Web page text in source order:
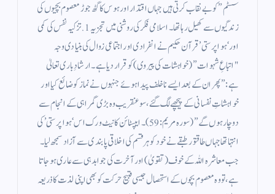
سسٹم” کو بے نقاب کرتی ہیں جہاں اقتدار اور ہوس کا گٹھ جوڑ معصوم بچیوں کی
زندگیوں سے کھیل رہا تھا۔ ​اسلامی فکر کی روشنی میں تجزیہ ​1. تزکیہ نفس کی کمی
اور ‘ہوا پرستی’ ​قرآن حکیم نے انفرادی اور اجتماعی زوال کی بنیادی وجہ
"اتباعِ شہوات” (خواہشات کی پیروی) کو قرار دیا ہے۔ ارشادِ باری تعالیٰ
ہے: ”پھر ان کے بعد ایسے ناخلف پیدا ہوئے جنہوں نے نماز کو ضائع کیا اور
خواہشاتِ نفسانی کے پیچھے لگ گئے، سو عنقریب وہ بڑی گمراہی کے انجام سے
دوچار ہوں گے” (سورہ مریم: 59)۔​ایپسٹائن کا نیٹ ورک اس ‘ہوا پرستی’ کی
انتہا تھا جہاں طاقتور طبقے نے خود کو ہر قسم کی اخلاقی پابندی سے آزاد سمجھ لیا۔
جب معاشرہ اللہ کے خوف (تقویٰ) اور آخرت کی جوابدہی سے عاری ہو جاتا
ہے، تو وہ معصوم بچوں کے استحصال جیسی قبیح حرکت کو بھی اپنی لذت کا ذریعہ